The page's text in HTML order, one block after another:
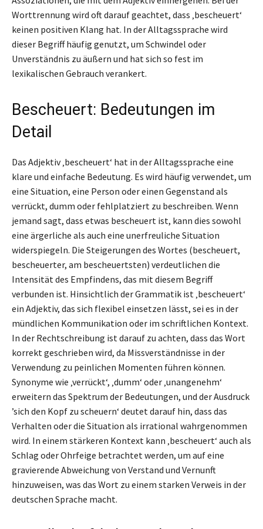
Worttrennung wird oft darauf geachtet, dass ‚bescheuert‘
keinen positiven Klang hat. In der Alltagssprache wird
dieser Begriff häufig genutzt, um Schwindel oder
Unverständnis zu äußern und hat sich so fest im
lexikalischen Gebrauch verankert.
Bescheuert: Bedeutungen im
Detail
Das Adjektiv ‚bescheuert‘ hat in der Alltagssprache eine
klare und einfache Bedeutung. Es wird häufig verwendet, um
eine Situation, eine Person oder einen Gegenstand als
verrückt, dumm oder fehlplatziert zu beschreiben. Wenn
jemand sagt, dass etwas bescheuert ist, kann dies sowohl
eine ärgerliche als auch eine unerfreuliche Situation
widerspiegeln. Die Steigerungen des Wortes (bescheuert,
bescheuerter, am bescheuertsten) verdeutlichen die
Intensität des Empfindens, das mit diesem Begriff
verbunden ist. Hinsichtlich der Grammatik ist ‚bescheuert‘
ein Adjektiv, das sich flexibel einsetzen lässt, sei es in der
mündlichen Kommunikation oder im schriftlichen Kontext.
In der Rechtschreibung ist darauf zu achten, dass das Wort
korrekt geschrieben wird, da Missverständnisse in der
Verwendung zu peinlichen Momenten führen können.
Synonyme wie ‚verrückt‘, ‚dumm‘ oder ‚unangenehm‘
erweitern das Spektrum der Bedeutungen, und der Ausdruck
’sich den Kopf zu scheuern‘ deutet darauf hin, dass das
Verhalten oder die Situation als irrational wahrgenommen
wird. In einem stärkeren Kontext kann ‚bescheuert‘ auch als
Schlag oder Ohrfeige betrachtet werden, um auf eine
gravierende Abweichung von Verstand und Vernunft
hinzuweisen, was das Wort zu einem starken Verweis in der
deutschen Sprache macht.